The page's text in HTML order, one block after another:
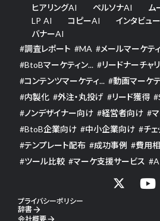
ヒアリングAI
ペルソナAI ム
LP AI
コピーAI インタビュ
バナーAI
#調査レポート #MA #メールマーケテ
#BtoBマーケティン... #リードナーチャ
#コンテンツマーケティ... #動画マーケ
#内製化 #外注・丸投げ #リード獲得 #
#ノンデザイナー向け #経営者向け #
#BtoB企業向け #中小企業向け #チェ
#テンプレート配布 #成功事例 #費用
#ツール比較 #マーケ支援サービス #
プライバシーポリシー
辞書arrow_forward
会社概要